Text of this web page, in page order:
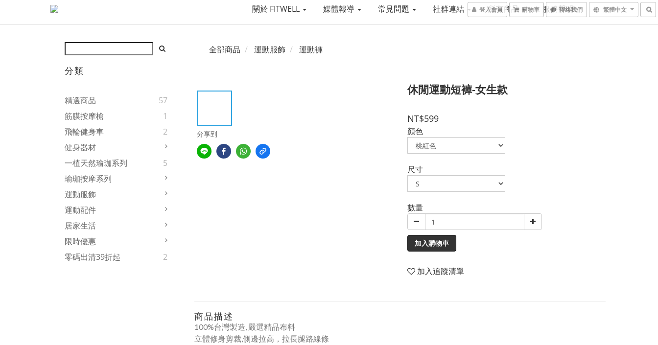
登入會員 購物車 聯絡我們 繁體中文
關於 FITWELL 媒體報導 常見問題 社群連結 所有商品 服務聲明
分類
精選商品
57
筋膜按摩槍
1
飛輪健身車
2
健身器材
一植天然瑜珈系列
5
瑜珈按摩系列
運動服飾
運動配件
居家生活
限時優惠
零碼出清39折起
2
全部商品 運動服飾 運動褲
分享到
休閒運動短褲-女生款
NT$599
顏色
尺寸
數量
加入購物車
加入追蹤清單
商品描述
100%台灣製造, 嚴選精品布料
立體修身剪裁,側邊拉高，拉長腿路線條